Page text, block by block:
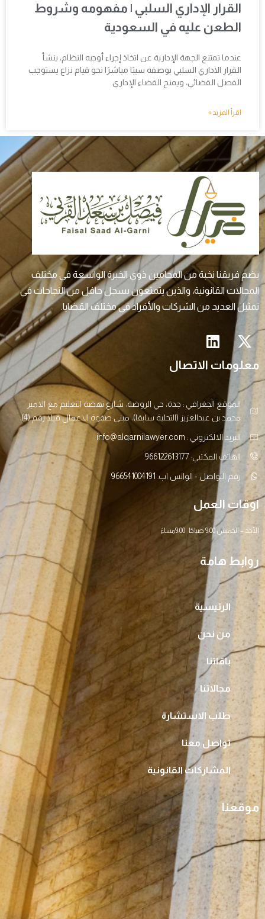
القرار الإداري السلبي | مفهومه وشروط
الطعن عليه في السعودية
عندما تمتنع الجهة الإدارية عن اتخاذ إجراء أوجبه النظام، ينشأ
القرار الاداري السلبي بوصفه سببًا مباشرًا نحو قيام نزاع يستوجب
الفصل القضائي، ويمنح القضاء الإداري
اقرأ المزيد »
يضم فريقنا نخبة من المحامين ذوي الخبرة الواسعة في مختلف
المجالات القانونية، والذين يتمتعون بسجل حافل من النجاحات في
تمثيل العديد من الشركات والأفراد في مختلف القضايا.
معلومات الاتصال
الموقع الجغرافي : جدة، حي الروضة، شارع نهضة التعليم مع الامير
محمد بن عبدالعزيز (التحلية سابقا)، مبنى صفوة الاعمال فيلا رقم (4).
البريد الالكتروني : info@alqarnilawyer.com
الهاتف المكتبي: 966122613177
رقم التواصل - الواتس اب: 966541004191
اوقات العمل
الأحد – الخميس 9:00 صباحًا 9:00مساءً
روابط هامة
الرئيسية
من نحن
باقاتنا
مجالاتنا
طلب الاستشارة
تواصل معنا
المشاركات القانونية
موقعنا